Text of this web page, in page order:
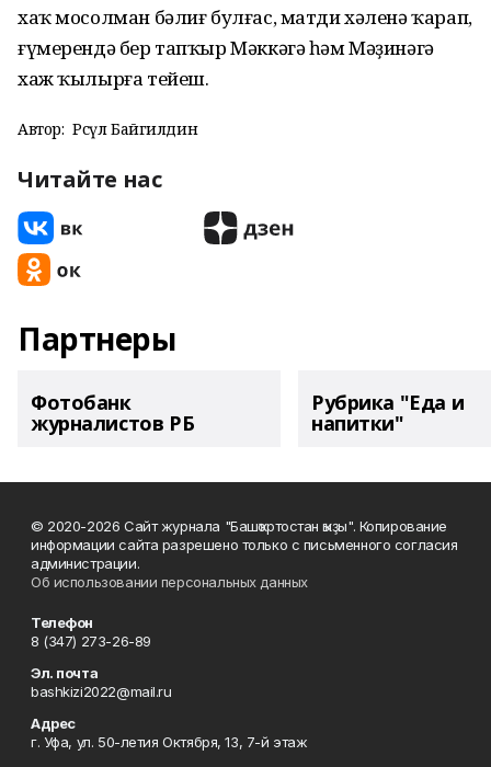
хаҡ мосолман бәлиғ булғас, матди хәленә ҡарап,
ғүмерендә бер тапҡыр Мәккәгә һәм Мәҙинәгә
хаж ҡылырға тейеш.
Автор: Рәсүл Байгилдин
Читайте нас
Партнеры
Фотобанк
журналистов РБ
Рубрика "Еда и
напитки"
© 2020-2026 Сайт журнала "Башҡортостан ҡыҙы". Копирование
информации сайта разрешено только с письменного согласия
администрации.
Об использовании персональных данных
Телефон
8 (347) 273-26-89
Эл. почта
bashkizi2022@mail.ru
Адрес
г. Уфа, ул. 50-летия Октября, 13, 7-й этаж